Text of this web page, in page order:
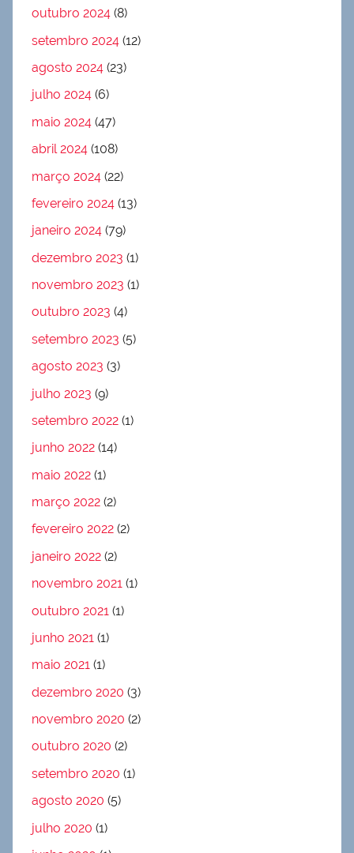
outubro 2024 (8)
setembro 2024 (12)
agosto 2024 (23)
julho 2024 (6)
maio 2024 (47)
abril 2024 (108)
março 2024 (22)
fevereiro 2024 (13)
janeiro 2024 (79)
dezembro 2023 (1)
novembro 2023 (1)
outubro 2023 (4)
setembro 2023 (5)
agosto 2023 (3)
julho 2023 (9)
setembro 2022 (1)
junho 2022 (14)
maio 2022 (1)
março 2022 (2)
fevereiro 2022 (2)
janeiro 2022 (2)
novembro 2021 (1)
outubro 2021 (1)
junho 2021 (1)
maio 2021 (1)
dezembro 2020 (3)
novembro 2020 (2)
outubro 2020 (2)
setembro 2020 (1)
agosto 2020 (5)
julho 2020 (1)